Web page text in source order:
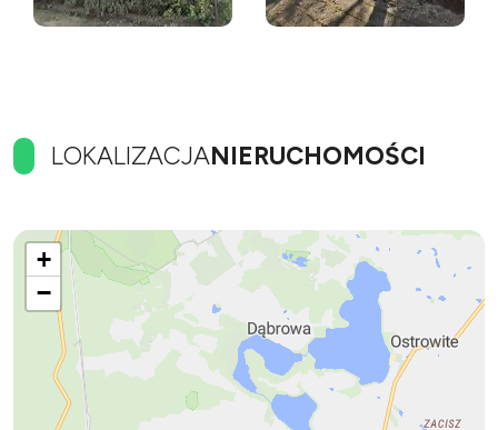
LOKALIZACJANIERUCHOMOŚCI
+
−